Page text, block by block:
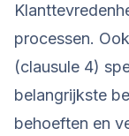
processen.
(clausule 4)
belangrijkste
behoeften en